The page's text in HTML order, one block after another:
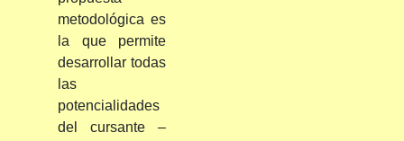
metodológica es
la que permite
desarrollar todas
las
potencialidades
del cursante –